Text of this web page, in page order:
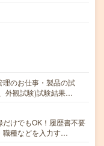
のお仕事・製品の試
外観試験)試験結果…
けでもOK！履歴書不要
職種などを入力す…